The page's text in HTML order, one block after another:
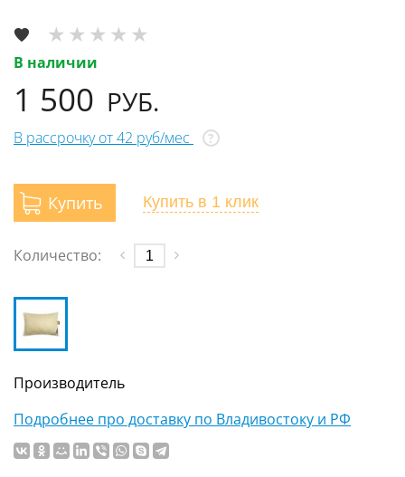
В наличии
1 500 РУБ.
В рассрочку от 42 руб/мес ?
Купить Купить в 1 клик
Количество:
Производитель
Подробнее про доставку по Владивостоку и РФ